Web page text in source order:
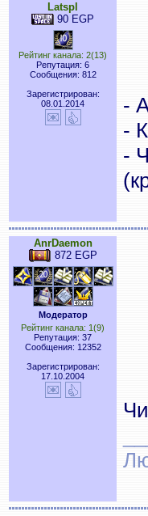
Latspl
90 EGP
Рейтинг канала: 2(13)
Репутация: 6
Сообщения: 812
Зарегистрирован:
08.01.2014
-
-
-
AnrDaemon
872 EGP
Модератор
Рейтинг канала: 1(9)
Репутация: 37
Сообщения: 12352
Зарегистрирован:
17.10.2004